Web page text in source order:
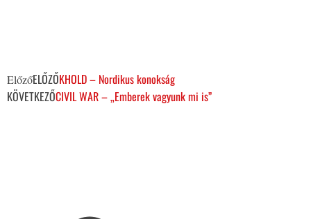
ElőzőELŐZŐKHOLD – Nordikus konokság
KÖVETKEZŐCIVIL WAR – „Emberek vagyunk mi is”